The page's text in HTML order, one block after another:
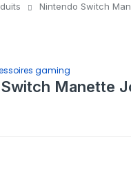
Nintendo Switch
gaming
Manette